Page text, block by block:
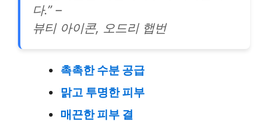
다.” –
뷰티 아이콘, 오드리 햅번
촉촉한 수분 공급
맑고 투명한 피부
매끈한 피부 결